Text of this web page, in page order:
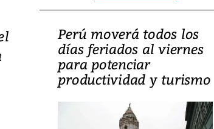
Perú moverá todos los
días feriados al viernes
para potenciar
productividad y turismo